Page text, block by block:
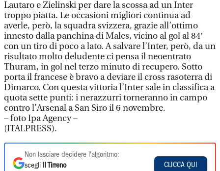
Lautaro e Zielinski per dare la scossa ad un Inter
troppo piatta. Le occasioni migliori continua ad
averle, però, la squadra svizzera, grazie all’ottimo
innesto dalla panchina di Males, vicino al gol al 84′
con un tiro di poco a lato. A salvare l’Inter, però, da un
risultato molto deludente ci pensa il neoentrato
Thuram, in gol nel terzo minuto di recupero. Sotto
porta il francese è bravo a deviare il cross rasoterra di
Dimarco. Con questa vittoria l’Inter sale in classifica a
quota sette punti: i nerazzurri torneranno in campo
contro l’Arsenal a San Siro il 6 novembre.
– foto Ipa Agency –
(ITALPRESS).
Non lasciare decidere l'algoritmo:
scegli
Il Tirreno
CLICCA QUI